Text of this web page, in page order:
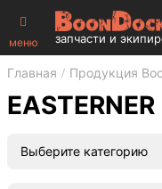
меню запчасти и
Главная Продукция
EASTERNER
Выберите категорию